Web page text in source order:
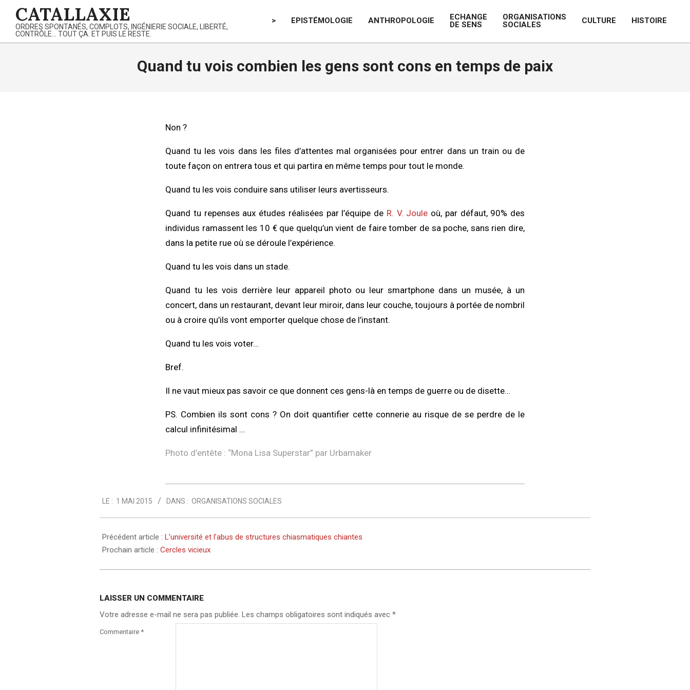
content
CATALLAXIE
ORDRES SPONTANÉS, COMPLOTS, INGÉNIERIE SOCIALE, LIBERTÉ,
CONTRÔLE… TOUT ÇA. ET PUIS LE RESTE.
> EPISTÉMOLOGIE ANTHROPOLOGIE
ECHANGE
DE SENS
ORGANISATIONS
SOCIALES
CULTURE HISTOIRE
Quand tu vois combien les gens sont cons en temps de paix
Non ?
Quand tu les vois dans les files d’attentes mal organisées pour entrer dans un train ou de
toute façon on entrera tous et qui partira en même temps pour tout le monde.
Quand tu les vois conduire sans utiliser leurs avertisseurs.
Quand tu repenses aux études réalisées par l’équipe de R. V. Joule où, par défaut, 90% des
individus ramassent les 10 € que quelqu’un vient de faire tomber de sa poche, sans rien dire,
dans la petite rue où se déroule l’expérience.
Quand tu les vois dans un stade.
Quand tu les vois derrière leur appareil photo ou leur smartphone dans un musée, à un
concert, dans un restaurant, devant leur miroir, dans leur couche, toujours à portée de nombril
ou à croire qu’ils vont emporter quelque chose de l’instant.
Quand tu les vois voter…
Bref.
Il ne vaut mieux pas savoir ce que donnent ces gens-là en temps de guerre ou de disette…
PS. Combien ils sont cons ? On doit quantifier cette connerie au risque de se perdre de le
calcul infinitésimal …
Photo d’entête : “Mona Lisa Superstar” par Urbamaker
05-
01
LE : 1 MAI 2015 DANS : ORGANISATIONS SOCIALES
Précédent article :L’université et l’abus de structures chiasmatiques chiantes
Prochain article :Cercles vicieux
LAISSER UN COMMENTAIRE
Votre adresse e-mail ne sera pas publiée. Les champs obligatoires sont indiqués avec*
Commentaire *